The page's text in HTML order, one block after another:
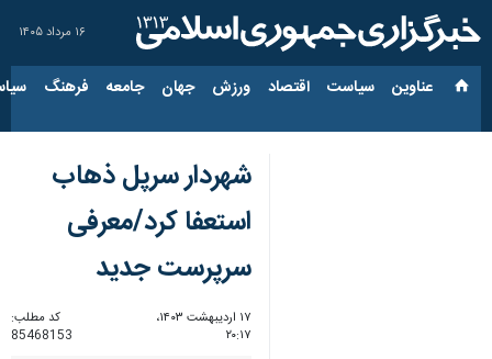
۱۶ مرداد ۱۴۰۵
عناوین‌ سیاست اقتصاد ورزش جهان جامعه فرهنگ
شهردار سرپل ذهاب
استعفا کرد/معرفی
سرپرست جدید
۱۷ اردیبهشت ۱۴۰۳،
۲۰:۱۷
کد مطلب:
85468153